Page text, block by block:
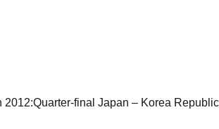
2012:Quarter-final Japan – Korea Republic